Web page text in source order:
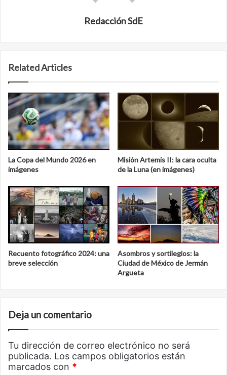
Redacción SdE
Related Articles
La Copa del Mundo 2026 en
imágenes
Misión Artemis II: la cara oculta
de la Luna (en imágenes)
Recuento fotográfico 2024: una
breve selección
Asombros y sortilegios: la
Ciudad de México de Jermán
Argueta
Deja un comentario
Tu dirección de correo electrónico no será
publicada. Los campos obligatorios están
marcados con *